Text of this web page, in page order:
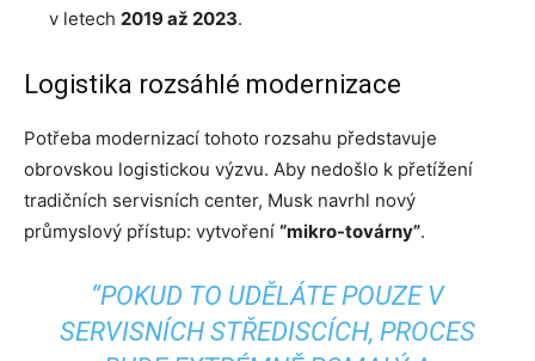
v letech 2019 až 2023.
Logistika rozsáhlé modernizace
Potřeba modernizací tohoto rozsahu představuje
obrovskou logistickou výzvu. Aby nedošlo k přetížení
tradičních servisních center, Musk navrhl nový
průmyslový přístup: vytvoření “mikro-továrny”.
“POKUD TO UDĚLÁTE POUZE V
SERVISNÍCH STŘEDISCÍCH, PROCES